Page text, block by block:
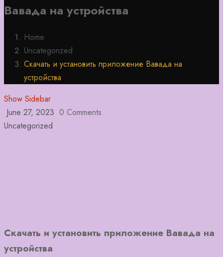
Вавада на устройства
Home
Uncategorized
Скачать и установить приложение Вавада на
устройства
Show Sidebar
June 27, 2023 0 Comments
Uncategorized
Скачать и установить приложение Вавада на
устройства